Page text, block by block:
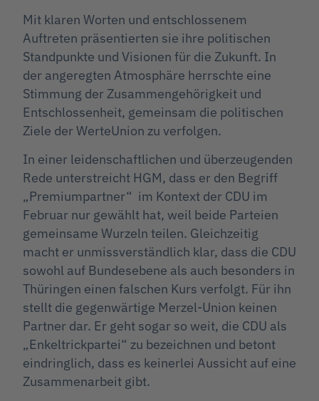
Mit klaren Worten und entschlossenem
Auftreten präsentierten sie ihre politischen
Standpunkte und Visionen für die Zukunft. In
der angeregten Atmosphäre herrschte eine
Stimmung der Zusammengehörigkeit und
Entschlossenheit, gemeinsam die politischen
Ziele der WerteUnion zu verfolgen.
In einer leidenschaftlichen und überzeugenden
Rede unterstreicht HGM, dass er den Begriff
„Premiumpartner“ im Kontext der CDU im
Februar nur gewählt hat, weil beide Parteien
gemeinsame Wurzeln teilen. Gleichzeitig
macht er unmissverständlich klar, dass die CDU
sowohl auf Bundesebene als auch besonders in
Thüringen einen falschen Kurs verfolgt. Für ihn
stellt die gegenwärtige Merzel-Union keinen
Partner dar. Er geht sogar so weit, die CDU als
„Enkeltrickpartei“ zu bezeichnen und betont
eindringlich, dass es keinerlei Aussicht auf eine
Zusammenarbeit gibt.